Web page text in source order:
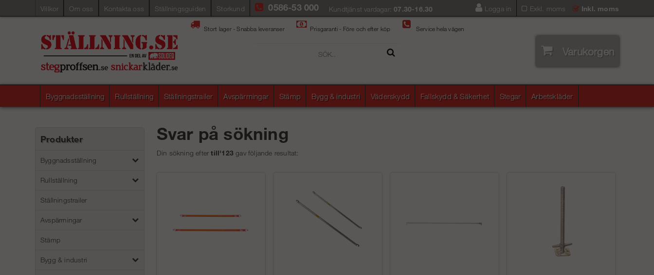
Villkor Om oss Kontakta oss Ställningsguiden Storkund Exkl. moms Inkl. moms
0586-53 000 Kundtjänst vardagar:07.30-16.30 Logga in
Stort lager - Snabba leveranser Prisgaranti - Före och efter köp Service hela vägen
Varukorgen
Byggnadsställning Rullställning Ställningstrailer Avspärrningar Stämp Bygg & industri Väderskydd Fallskydd & Säkerhet Stegar Arbetskläder
Produkter
Byggnadsställning
Rullställning
Ställningstrailer
Avspärrningar
Stämp
Bygg & industri
Svar på sökning
Din sökning eftertill'123 gav följande resultat: